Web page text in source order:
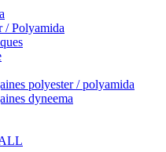
/ Polyamida
polyester / polyamida
dyneema